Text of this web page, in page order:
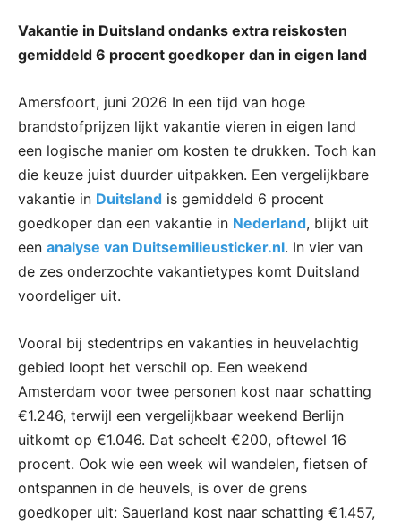
Vakantie in Duitsland ondanks extra reiskosten
gemiddeld 6 procent goedkoper dan in eigen land
Amersfoort, juni 2026 In een tijd van hoge
brandstofprijzen lijkt vakantie vieren in eigen land
een logische manier om kosten te drukken. Toch kan
die keuze juist duurder uitpakken. Een vergelijkbare
vakantie in Duitsland is gemiddeld 6 procent
goedkoper dan een vakantie in Nederland, blijkt uit
een analyse van Duitsemilieusticker.nl. In vier van
de zes onderzochte vakantietypes komt Duitsland
voordeliger uit.
Vooral bij stedentrips en vakanties in heuvelachtig
gebied loopt het verschil op. Een weekend
Amsterdam voor twee personen kost naar schatting
€1.246, terwijl een vergelijkbaar weekend Berlijn
uitkomt op €1.046. Dat scheelt €200, oftewel 16
procent. Ook wie een week wil wandelen, fietsen of
ontspannen in de heuvels, is over de grens
goedkoper uit: Sauerland kost naar schatting €1.457,